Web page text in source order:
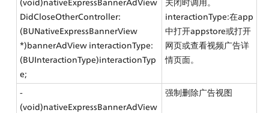
(void)nativeExpressBannerAdView
DidCloseOtherController:
(BUNativeExpressBannerView
*)bannerAdView interactionType:
(BUInteractionType)interactionTyp
e;
关闭时调用。
interactionType:在app
中打开appstore或打开
网页或查看视频广告详
情页面。
-
(void)nativeExpressBannerAdView
强制删除广告视图